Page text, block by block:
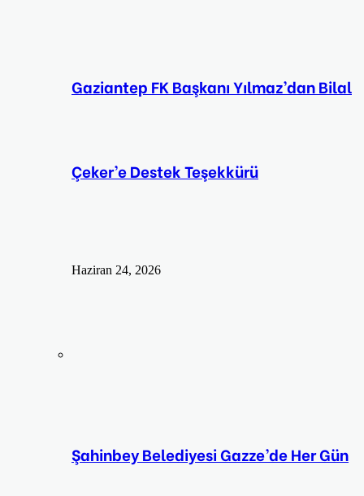
Gaziantep FK Başkanı Yılmaz’dan Bilal
Çeker’e Destek Teşekkürü
Haziran 24, 2026
Şahinbey Belediyesi Gazze’de Her Gün